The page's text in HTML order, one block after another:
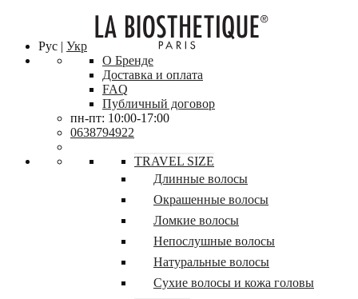
Рус | Укр
О Бренде
Доставка и оплата
FAQ
Публичный договор
пн-пт: 10:00-17:00
0638794922
TRAVEL SIZE
Длинные волосы
Окрашенные волосы
Ломкие волосы
Непослушные волосы
Натуральные волосы
Сухие волосы и кожа головы